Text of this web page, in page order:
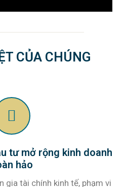
CỦA CHÚNG
tư mở rộng kinh doanh
hảo
gia tài chính kinh tế, phạm vi